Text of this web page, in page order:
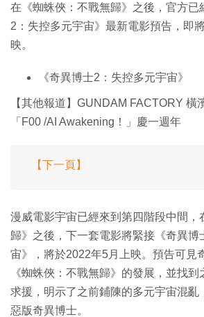
在《蜘蛛俠：不戰無歸》之後，官方已
2：失控多元宇宙》最新電影預告，即
映。
《奇異博士2：失控多元宇宙》
【其他報道】GUNDAM FACTORY 橫
「F00 /AI Awakening！」慶一週年
【下一頁】
漫威電影宇宙已經來到第四階段中間，
歸》之後，下一套電影將緊接《奇異博
宙》，將於2022年5月上映。預告可見
《蜘蛛俠：不戰無歸》的發展，並找
求援，明示了之前鋪陳的多元宇宙混亂
惡版奇異博士。